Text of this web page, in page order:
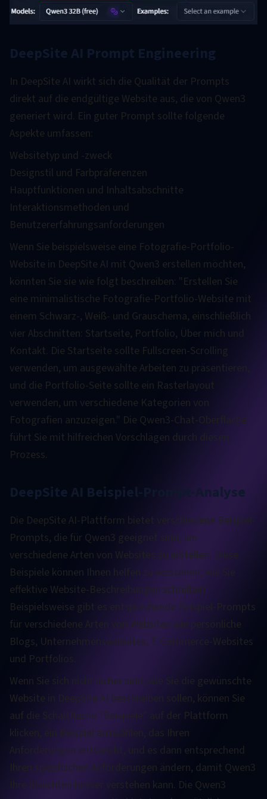
DeepSite AI Prompt Engineering
In DeepSite AI wirkt sich die Qualität der Prompts
direkt auf die endgültige Website aus, die von Qwen3
generiert wird. Ein guter Prompt sollte folgende
Aspekte umfassen:
Websitetyp und -zweck
Designstil und Farbpräferenzen
Hauptfunktionen und Inhaltsabschnitte
Interaktionsmethoden und
Benutzererfahrungsanforderungen
Wenn Sie beispielsweise eine Fotografie-Portfolio-
Website in DeepSite AI mit Qwen3 erstellen möchten,
könnten Sie sie wie folgt beschreiben: "Erstellen Sie
eine minimalistische Fotografie-Portfolio-Website mit
einem Schwarz-, Weiß- und Grauschema, einschließlich
vier Abschnitten: Startseite, Portfolio, Über mich und
Kontakt. Die Startseite sollte Fullscreen-Scrolling
verwenden, um ausgewählte Arbeiten zu präsentieren,
und die Portfolio-Seite sollte ein Rasterlayout
verwenden, um verschiedene Kategorien von
Fotografien anzuzeigen." Die Qwen3-Chat-Oberfläche
führt Sie mit hilfreichen Vorschlägen durch diesen
Prozess.
DeepSite AI Beispiel-Prompt-Analyse
Die DeepSite AI-Plattform bietet verschiedene Beispiel-
Prompts, die für Qwen3 geeignet sind, um
verschiedene Arten von Websites zu erstellen. Diese
Beispiele können Ihnen helfen zu verstehen, wie Sie
effektive Website-Beschreibungen schreiben.
Beispielsweise gibt es entsprechende Beispiel-Prompts
für verschiedene Arten von Websites wie persönliche
Blogs, Unternehmenswebsites, E-Commerce-Websites
und Portfolios.
Wenn Sie sich nicht sicher sind, wie Sie die gewünschte
Website in DeepSite AI beschreiben sollen, können Sie
auf die Schaltfläche "Beispiele" auf der Plattform
klicken, ein Beispiel auswählen, das Ihren
Anforderungen entspricht, und es dann entsprechend
Ihren spezifischen Anforderungen ändern, damit Qwen3
Ihre Absichten besser verstehen kann. Die Qwen3